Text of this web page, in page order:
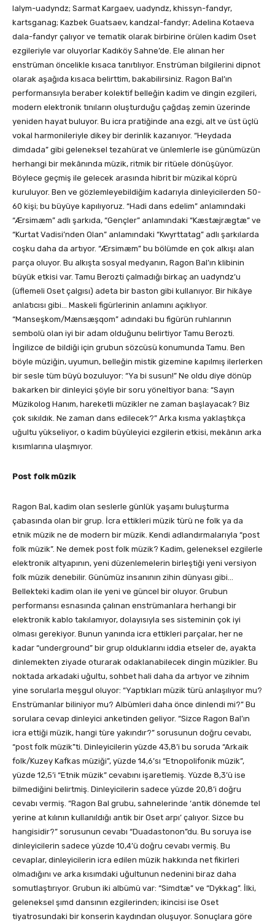
lalym-uadyndz; Sarmat Kargaev, uadyndz, khissyn-fandyr,
kartsganag; Kazbek Guatsaev, kandzal-fandyr; Adelina Kotaeva
dala-fandyr çalıyor ve tematik olarak birbirine örülen kadim Oset
ezgileriyle var oluyorlar Kadıköy Sahne’de. Ele alınan her
enstrüman öncelikle kısaca tanıtılıyor. Enstrüman bilgilerini dipnot
olarak aşağıda kısaca belirttim, bakabilirsiniz. Ragon Bal’ın
performansıyla beraber kolektif belleğin kadim ve dingin ezgileri,
modern elektronik tınıların oluşturduğu çağdaş zemin üzerinde
yeniden hayat buluyor. Bu icra pratiğinde ana ezgi, alt ve üst üçlü
vokal harmonileriyle dikey bir derinlik kazanıyor. “Heydada
dimdada” gibi geleneksel tezahürat ve ünlemlerle ise günümüzün
herhangi bir mekânında müzik, ritmik bir ritüele dönüşüyor.
Böylece geçmiş ile gelecek arasında hibrit bir müzikal köprü
kuruluyor. Ben ve gözlemleyebildiğim kadarıyla dinleyicilerden 50-
60 kişi; bu büyüye kapılıyoruz. “Hadi dans edelim” anlamındaki
“Ærsimæm” adlı şarkıda, “Gençler” anlamındaki “Kæstæjrægtæ” ve
“Kurtat Vadisi’nden Olan” anlamındaki “Kwyrttatag” adlı şarkılarda
coşku daha da artıyor. “Ærsimæm” bu bölümde en çok alkışı alan
parça oluyor. Bu alkışta sosyal medyanın, Ragon Bal’ın klibinin
büyük etkisi var. Tamu Berozti çalmadığı birkaç an uadyndz’u
(üflemeli Oset çalgısı) adeta bir baston gibi kullanıyor. Bir hikâye
anlatıcısı gibi… Maskeli figürlerinin anlamını açıklıyor.
“Manseşkom/Mænsæşqom” adındaki bu figürün ruhlarının
sembolü olan iyi bir adam olduğunu belirtiyor Tamu Berozti.
İngilizce de bildiği için grubun sözcüsü konumunda Tamu. Ben
böyle müziğin, uyumun, belleğin mistik gizemine kapılmış ilerlerken
bir sesle tüm büyü bozuluyor: “Ya bi susun!” Ne oldu diye dönüp
bakarken bir dinleyici şöyle bir soru yöneltiyor bana: “Sayın
Müzikolog Hanım, hareketli müzikler ne zaman başlayacak? Biz
çok sıkıldık. Ne zaman dans edilecek?” Arka kısma yaklaştıkça
uğultu yükseliyor, o kadim büyüleyici ezgilerin etkisi, mekânın arka
kısımlarına ulaşmıyor.
Post folk müzik
Ragon Bal, kadim olan seslerle günlük yaşamı buluşturma
çabasında olan bir grup. İcra ettikleri müzik türü ne folk ya da
etnik müzik ne de modern bir müzik. Kendi adlandırmalarıyla “post
folk müzik”. Ne demek post folk müzik? Kadim, geleneksel ezgilerle
elektronik altyapının, yeni düzenlemelerin birleştiği yeni versiyon
folk müzik denebilir. Günümüz insanının zihin dünyası gibi…
Bellekteki kadim olan ile yeni ve güncel bir oluyor. Grubun
performansı esnasında çalınan enstrümanlara herhangi bir
elektronik kablo takılamıyor, dolayısıyla ses sisteminin çok iyi
olması gerekiyor. Bunun yanında icra ettikleri parçalar, her ne
kadar “underground” bir grup olduklarını iddia etseler de, ayakta
dinlemekten ziyade oturarak odaklanabilecek dingin müzikler. Bu
noktada arkadaki uğultu, sohbet hali daha da artıyor ve zihnim
yine sorularla meşgul oluyor: “Yaptıkları müzik türü anlaşılıyor mu?
Enstrümanlar biliniyor mu? Albümleri daha önce dinlendi mi?” Bu
sorulara cevap dinleyici anketinden geliyor. “Sizce Ragon Bal’ın
icra ettiği müzik, hangi türe yakındır?” sorusunun doğru cevabı,
“post folk müzik”ti. Dinleyicilerin yüzde 43,8’i bu soruda “Arkaik
folk/Kuzey Kafkas müziği”, yüzde 14,6’sı “Etnopolifonik müzik”,
yüzde 12,5’i “Etnik müzik” cevabını işaretlemiş. Yüzde 8,3’ü ise
bilmediğini belirtmiş. Dinleyicilerin sadece yüzde 20,8’i doğru
cevabı vermiş. “Ragon Bal grubu, sahnelerinde ‘antik dönemde tel
yerine at kılının kullanıldığı antik bir Oset arpı’ çalıyor. Sizce bu
hangisidir?” sorusunun cevabı “Duadastonon”du. Bu soruya ise
dinleyicilerin sadece yüzde 10,4’ü doğru cevabı vermiş. Bu
cevaplar, dinleyicilerin icra edilen müzik hakkında net fikirleri
olmadığını ve arka kısımdaki uğultunun nedenini biraz daha
somutlaştırıyor. Grubun iki albümü var: “Simdtæ” ve “Dykkag”. İlki,
geleneksel şımd dansının ezgilerinden; ikincisi ise Oset
tiyatrosundaki bir konserin kaydından oluşuyor. Sonuçlara göre